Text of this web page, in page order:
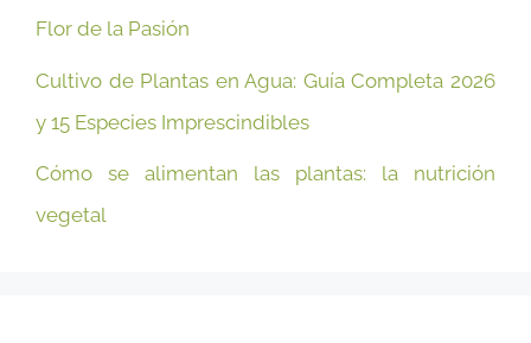
Flor de la Pasión
Cultivo de Plantas en Agua: Guía Completa 2026
y 15 Especies Imprescindibles
Cómo se alimentan las plantas: la nutrición
vegetal